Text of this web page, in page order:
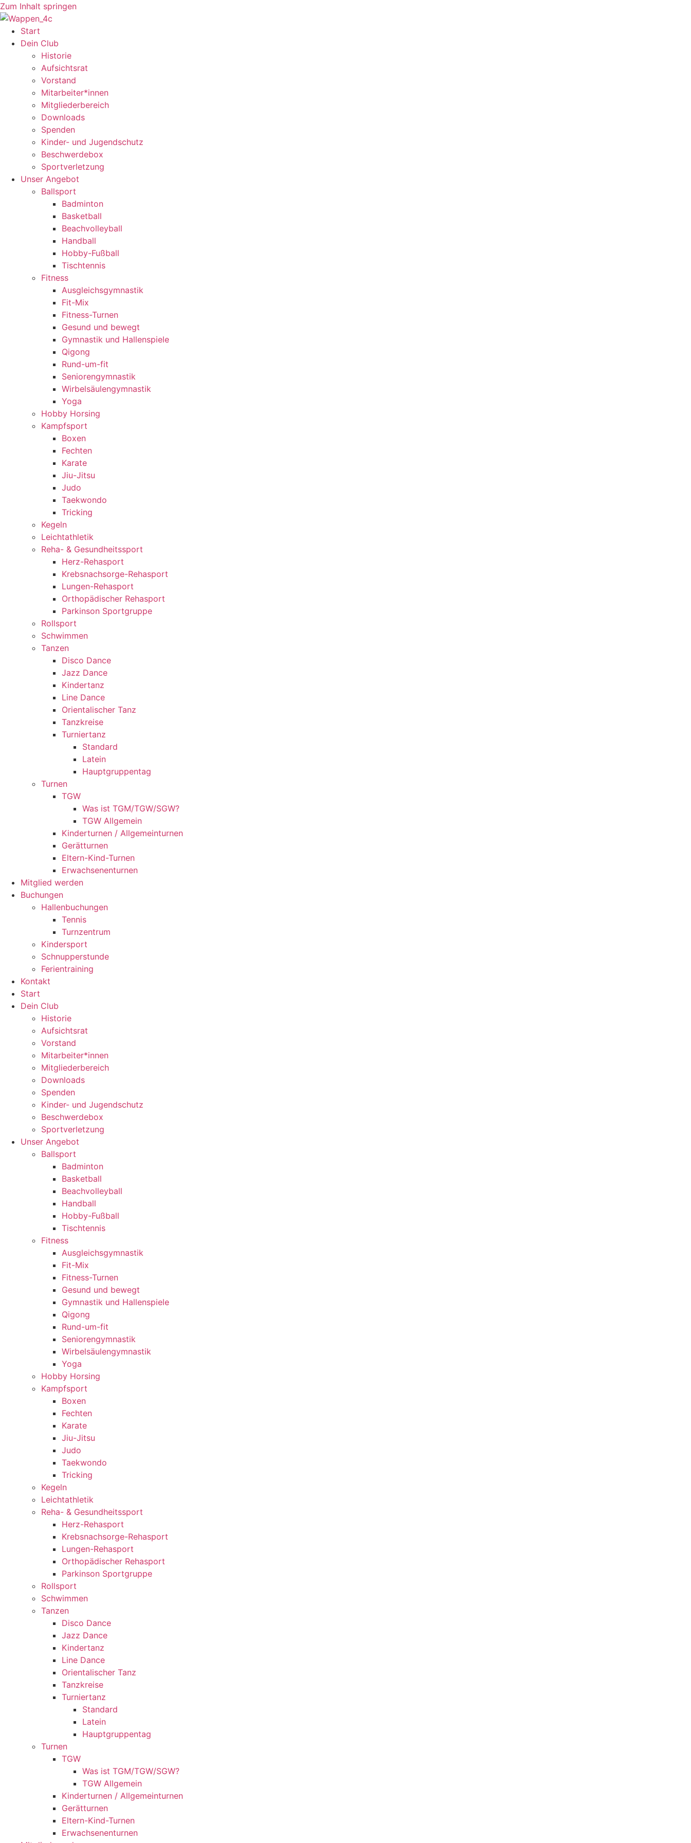
Zum Inhalt springen
Start
Dein Club
Historie
Aufsichtsrat
Vorstand
Mitarbeiter*innen
Mitgliederbereich
Downloads
Spenden
Kinder- und Jugendschutz
Beschwerdebox
Sportverletzung
Unser Angebot
Ballsport
Badminton
Basketball
Beachvolleyball
Handball
Hobby-Fußball
Tischtennis
Fitness
Ausgleichsgymnastik
Fit-Mix
Fitness-Turnen
Gesund und bewegt
Gymnastik und Hallenspiele
Qigong
Rund-um-fit
Seniorengymnastik
Wirbelsäulengymnastik
Yoga
Hobby Horsing
Kampfsport
Boxen
Fechten
Karate
Jiu-Jitsu
Judo
Taekwondo
Tricking
Kegeln
Leichtathletik
Reha- & Gesundheitssport
Herz-Rehasport
Krebsnachsorge-Rehasport
Lungen-Rehasport
Orthopädischer Rehasport
Parkinson Sportgruppe
Rollsport
Schwimmen
Tanzen
Disco Dance
Jazz Dance
Kindertanz
Line Dance
Orientalischer Tanz
Tanzkreise
Turniertanz
Standard
Latein
Hauptgruppentag
Turnen
TGW
Was ist TGM/TGW/SGW?
TGW Allgemein
Kinderturnen / Allgemeinturnen
Gerätturnen
Eltern-Kind-Turnen
Erwachsenenturnen
Mitglied werden
Buchungen
Hallenbuchungen
Tennis
Turnzentrum
Kindersport
Schnupperstunde
Ferientraining
Kontakt
Start
Dein Club
Historie
Aufsichtsrat
Vorstand
Mitarbeiter*innen
Mitgliederbereich
Downloads
Spenden
Kinder- und Jugendschutz
Beschwerdebox
Sportverletzung
Unser Angebot
Ballsport
Badminton
Basketball
Beachvolleyball
Handball
Hobby-Fußball
Tischtennis
Fitness
Ausgleichsgymnastik
Fit-Mix
Fitness-Turnen
Gesund und bewegt
Gymnastik und Hallenspiele
Qigong
Rund-um-fit
Seniorengymnastik
Wirbelsäulengymnastik
Yoga
Hobby Horsing
Kampfsport
Boxen
Fechten
Karate
Jiu-Jitsu
Judo
Taekwondo
Tricking
Kegeln
Leichtathletik
Reha- & Gesundheitssport
Herz-Rehasport
Krebsnachsorge-Rehasport
Lungen-Rehasport
Orthopädischer Rehasport
Parkinson Sportgruppe
Rollsport
Schwimmen
Tanzen
Disco Dance
Jazz Dance
Kindertanz
Line Dance
Orientalischer Tanz
Tanzkreise
Turniertanz
Standard
Latein
Hauptgruppentag
Turnen
TGW
Was ist TGM/TGW/SGW?
TGW Allgemein
Kinderturnen / Allgemeinturnen
Gerätturnen
Eltern-Kind-Turnen
Erwachsenenturnen